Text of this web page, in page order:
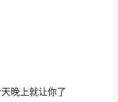
晚上就让你了